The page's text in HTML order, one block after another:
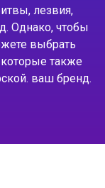
лезвия,
Однако, чтобы
выбрать
также
ваш бренд.